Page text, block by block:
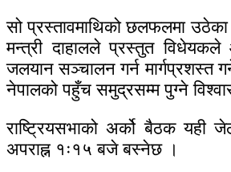
सो प्रस्तावमाथिको छलफलमा
मन्त्री दाहालले प्रस्तुत विधेयकले
जलयान सञ्चालन गर्न मार्गप्रशस्त
नेपालको पहुँच समुद्रसम्म पुग्ने
राष्ट्रियसभाको अर्को बैठक यही
अपराह्न १ः१५ बजे बस्नेछ ।